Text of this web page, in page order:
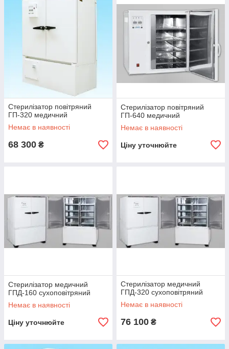
множества торговых площадок и может понижаться в
зависимости от наличия скидок и акций.
Стерилізатор повітряний
ГП-320 медичний
Немає в наявності
68 300 ₴
Стерилізатор повітряний
ГП-640 медичний
Немає в наявності
Ціну уточнюйте
Стерилізатор медичний
ГПД-160 сухоповітряний
Немає в наявності
Ціну уточнюйте
Стерилізатор медичний
ГПД-320 сухоповітряний
Немає в наявності
76 100 ₴